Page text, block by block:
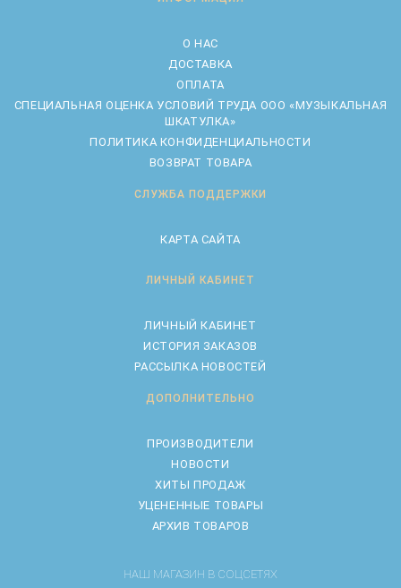
О НАС
ДОСТАВКА
ОПЛАТА
CПЕЦИАЛЬНАЯ ОЦЕНКА УСЛОВИЙ ТРУДА ООО «МУЗЫКАЛЬНАЯ
ШКАТУЛКА»
ПОЛИТИКА КОНФИДЕНЦИАЛЬНОСТИ
ВОЗВРАТ ТОВАРА
СЛУЖБА ПОДДЕРЖКИ
КАРТА САЙТА
ЛИЧНЫЙ КАБИНЕТ
ЛИЧНЫЙ КАБИНЕТ
ИСТОРИЯ ЗАКАЗОВ
РАССЫЛКА НОВОСТЕЙ
ДОПОЛНИТЕЛЬНО
ПРОИЗВОДИТЕЛИ
НОВОСТИ
ХИТЫ ПРОДАЖ
УЦЕНЕННЫЕ ТОВАРЫ
АРХИВ ТОВАРОВ
НАШ МАГАЗИН В СОЦСЕТЯХ